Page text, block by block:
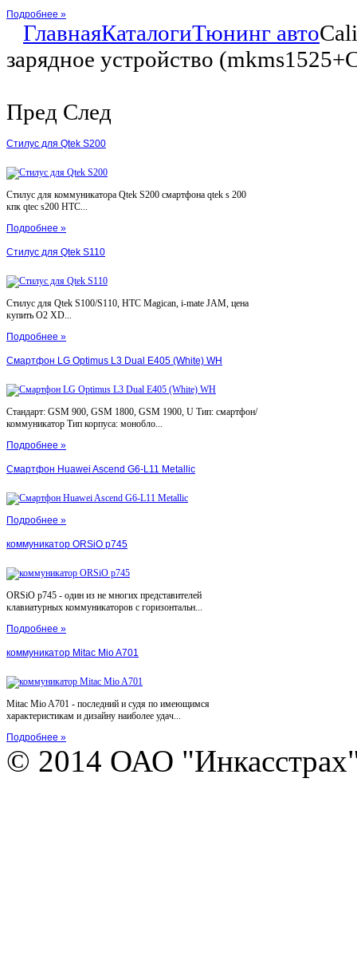
Подробнее »
ГлавнаяКаталогиТюнинг авто
зарядное устройство
Пред След
Стилус для Qtek S200
Стилус для коммуникатора Qtek S200 смартфона qtek s 200
кпк qtec s200 HTC...
Подробнее »
Стилус для Qtek S110
Стилус для Qtek S100/S110, HTC Magican, i-mate JAM, цена
купить O2 XD...
Подробнее »
Смартфон LG Optimus L3 Dual E405 (White) WH
Стандарт: GSM 900, GSM 1800, GSM 1900, U Тип: смартфон/
коммуникатор Тип корпуса: монобло...
Подробнее »
Смартфон Huawei Ascend G6-L11 Metallic
Подробнее »
коммуникатор ORSiO p745
ORSiO p745 - один из не многих представителей
клавиатурных коммуникаторов с горизонтальн...
Подробнее »
коммуникатор Mitac Mio A701
Mitac Mio A701 - последний и судя по имеющимся
характеристикам и дизайну наиболее удач...
Подробнее »
© 2014 ОАО